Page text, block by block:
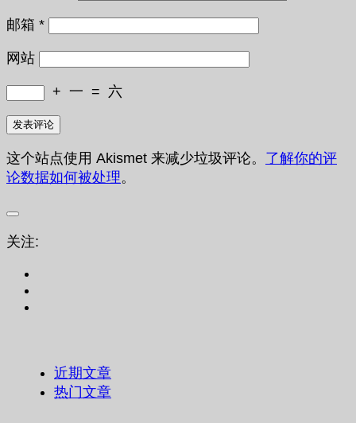
邮箱 *
网站
+ 一 = 六
这个站点使用 Akismet 来减少垃圾评论。 了解你的评
论数据如何被处理。
关注:
近期文章
热门文章